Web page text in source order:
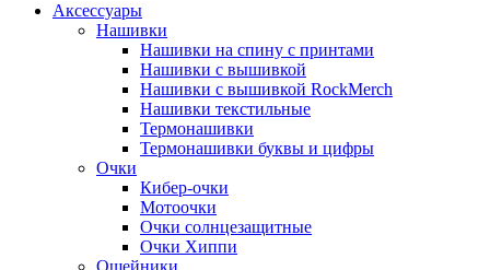
Аксессуары
Нашивки
Нашивки на спину с принтами
Нашивки с вышивкой
Нашивки с вышивкой RockMerch
Нашивки текстильные
Термонашивки
Термонашивки буквы и цифры
Очки
Кибер-очки
Мотоочки
Очки солнцезащитные
Очки Хиппи
Ошейники